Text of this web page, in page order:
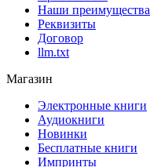
Наши преимущества
Реквизиты
Договор
llm.txt
Магазин
Электронные книги
Аудиокниги
Новинки
Бесплатные книги
Импринты